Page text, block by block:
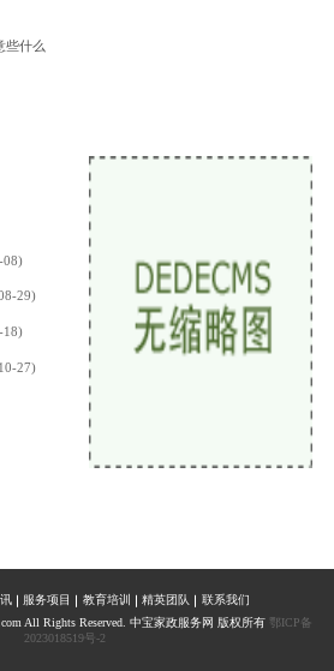
些什么
08)
29)
18)
27)
服务项目 教育培训 精英团队
联系我们
All Rights Reserved. 中宝家政服务网 版权所有 鄂ICP备
2023018519号-2